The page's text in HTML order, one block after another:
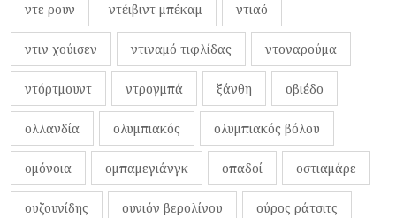
ντε ρουν ντέιβιντ μπέκαμ ντιαό
ντιν χούισεν ντιναμό τιφλίδας ντοναρούμα
ντόρτμουντ ντρογμπά ξάνθη οβιέδο
ολλανδία ολυμπιακός ολυμπιακός βόλου
ομόνοια ομπαμεγιάνγκ οπαδοί οστιαμάρε
ουζουνίδης ουνιόν βερολίνου ούρος ράτσιτς